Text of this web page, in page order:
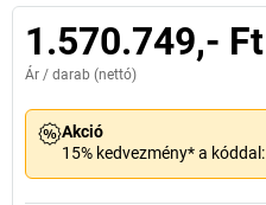
1.570.749,- Ft
Ár / darab (nettó)
Akció
15% kedvezmény* a kóddal: